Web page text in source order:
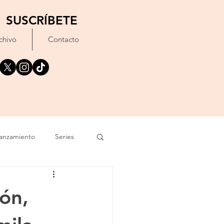
SUSCRÍBETE
Contacto
Series
Festival
Erótico